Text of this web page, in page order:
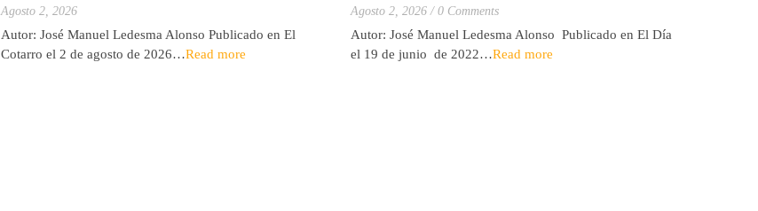
Agosto 2, 2026
Autor: José Manuel Ledesma Alonso Publicado en El
Cotarro el 2 de agosto de 2026…Read more
Agosto 2, 2026 0 Comments
Autor: José Manuel Ledesma Alonso Publicado en El Día
el 19 de junio de 2022…Read more